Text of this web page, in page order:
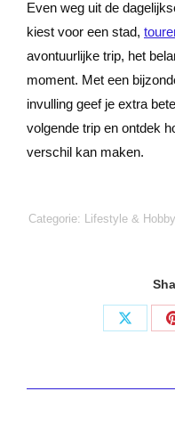
Even weg uit de
kiest voor een stad,
avontuurlijke trip, het
moment. Met een
invulling geef je extra
volgende trip en ontdek
verschil kan maken.
Categorie: Lifestyle & Hobby
Deel